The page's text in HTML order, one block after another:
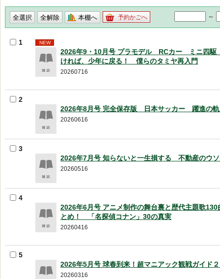
本棚へ 予約かごへ ～
1 NEW
2026年9・10月号 プラモデル RCカー ミニ四
ければ、少年に戻る！ 僕らのタミヤ再入門
20260716
2
2026年8月号 完全保存版 日本サッカー 躍進の
20260616
3
2026年7月号 知らないと一生損する 不動産のウ
20260516
4
2026年6月号 アニメ制作の舞台裏と歴代主題歌130
とめ！ 「名探偵コナン」30の真実
20260416
5
2026年5月号 球春到来！超マニアック観戦ガイド
20260316